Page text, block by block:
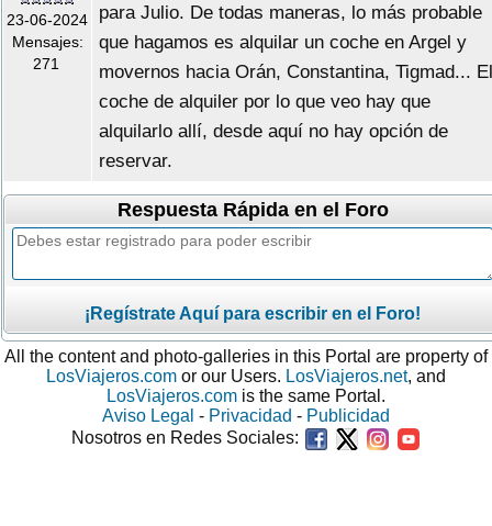
23-06-2024
Mensajes:
271
para Julio. De todas maneras, lo más probable
que hagamos es alquilar un coche en Argel y
movernos hacia Orán, Constantina, Tigmad... El
coche de alquiler por lo que veo hay que
alquilarlo allí, desde aquí no hay opción de
reservar.
Respuesta Rápida en el Foro
¡Regístrate Aquí para escribir en el Foro!
All the content and photo-galleries in this Portal are property of
LosViajeros.com or our Users. LosViajeros.net, and
LosViajeros.com is the same Portal.
Aviso Legal - Privacidad - Publicidad
Nosotros en Redes Sociales: